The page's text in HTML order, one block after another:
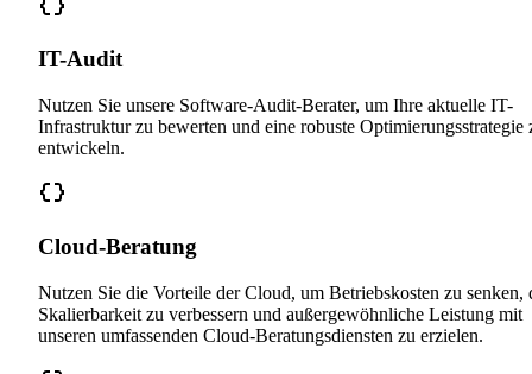
IT-Audit
Nutzen Sie unsere Software-Audit-Berater, um Ihre aktuelle IT-
Infrastruktur zu bewerten und eine robuste Optimierungsstrategie
entwickeln.
Cloud-Beratung
Nutzen Sie die Vorteile der Cloud, um Betriebskosten zu senken,
Skalierbarkeit zu verbessern und außergewöhnliche Leistung mit
unseren umfassenden Cloud-Beratungsdiensten zu erzielen.